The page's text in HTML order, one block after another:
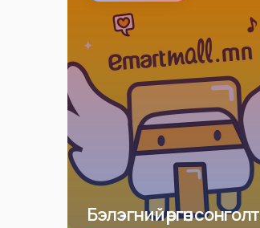
Бэлэгний өргөн сонголт